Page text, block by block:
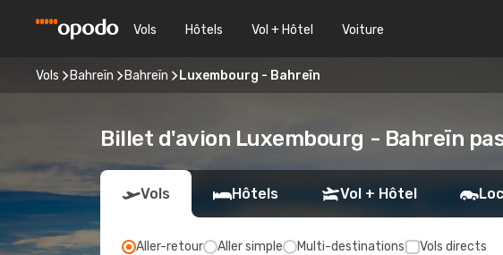
Vols Hôtels Vol + Hôtel Voiture
Vols Bahreïn Bahreïn Luxembourg - Bahreïn
Billet d'avion Luxembourg - Bahreïn
Vols Hôtels Vol + Hôtel
Aller-retour Aller simple Multi-destinations Vols directs